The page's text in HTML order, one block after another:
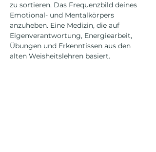
zu sortieren. Das Frequenzbild deines
Emotional- und Mentalkörpers
anzuheben. Eine Medizin, die auf
Eigenverantwortung, Energiearbeit,
Übungen und Erkenntissen aus den
alten Weisheitslehren basiert.